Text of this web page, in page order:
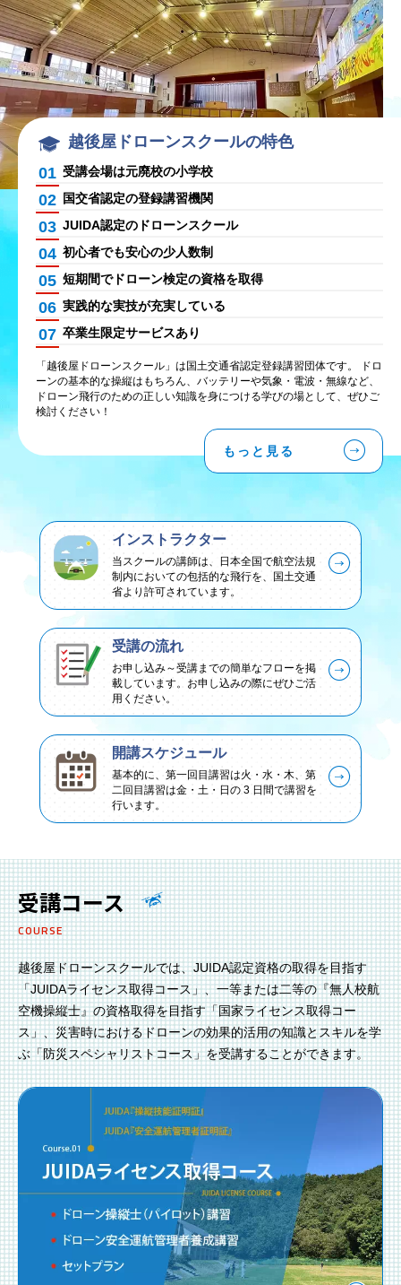
越後屋ドローンスクールの特色
01 受講会場は元廃校の小学校
02 国交省認定の登録講習機関
03 JUIDA認定のドローンスクール
04 初心者でも安心の少人数制
05 短期間でドローン検定の資格を取得
06 実践的な実技が充実している
07 卒業生限定サービスあり
「越後屋ドローンスクール」は国土交通省認定登録講習団体です。 ドロ
ーンの基本的な操縦はもちろん、バッテリーや気象・電波・無線など、
ドローン飛行のための正しい知識を身につける学びの場として、ぜひご
検討ください！
もっと見る
インストラクター
当スクールの講師は、日本全国で航空法規
制内においての包括的な飛行を、国土交通
省より許可されています。
受講の流れ
お申し込み～受講までの簡単なフローを掲
載しています。お申し込みの際にぜひご活
用ください。
開講スケジュール
基本的に、第一回目講習は火・水・木、第
二回目講習は金・土・日の 3 日間で講習を
行います。
受講コース
COURSE
越後屋ドローンスクールでは、JUIDA認定資格の取得を目指す
「JUIDAライセンス取得コース」、一等または二等の『無人校航
空機操縦士』の資格取得を目指す「国家ライセンス取得コー
ス」、災害時におけるドローンの効果的活用の知識とスキルを学
ぶ「防災スペシャリストコース」を受講することができます。